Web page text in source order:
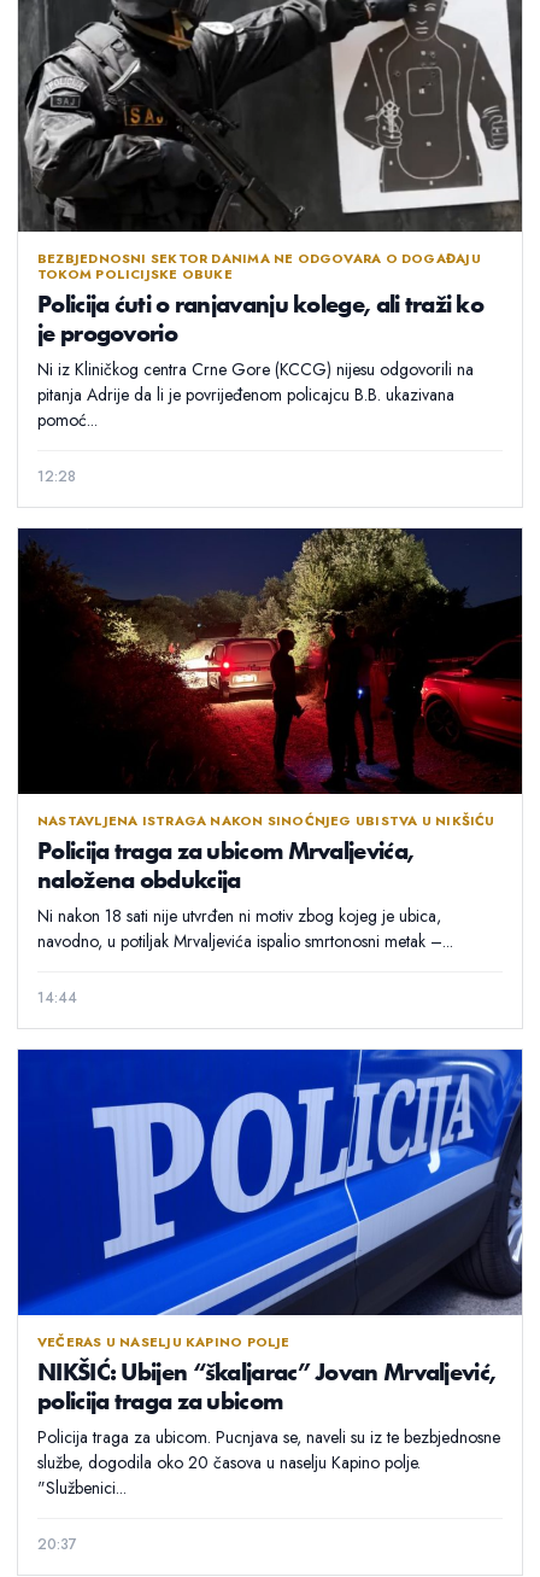
BEZBJEDNOSNI SEKTOR DANIMA NE ODGOVARA O DOGAĐAJU
TOKOM POLICIJSKE OBUKE
Policija ćuti o ranjavanju kolege, ali traži ko
je progovorio
Ni iz Kliničkog centra Crne Gore (KCCG) nijesu odgovorili na
pitanja Adrije da li je povrijeđenom policajcu B.B. ukazivana
pomoć...
12:28
NASTAVLJENA ISTRAGA NAKON SINOĆNJEG UBISTVA U NIKŠIĆU
Policija traga za ubicom Mrvaljevića,
naložena obdukcija
Ni nakon 18 sati nije utvrđen ni motiv zbog kojeg je ubica,
navodno, u potiljak Mrvaljevića ispalio smrtonosni metak –...
14:44
VEČERAS U NASELJU KAPINO POLJE
NIKŠIĆ: Ubijen “škaljarac” Jovan Mrvaljević,
policija traga za ubicom
Policija traga za ubicom. Pucnjava se, naveli su iz te bezbjednosne
službe, dogodila oko 20 časova u naselju Kapino polje.
"Službenici...
20:37